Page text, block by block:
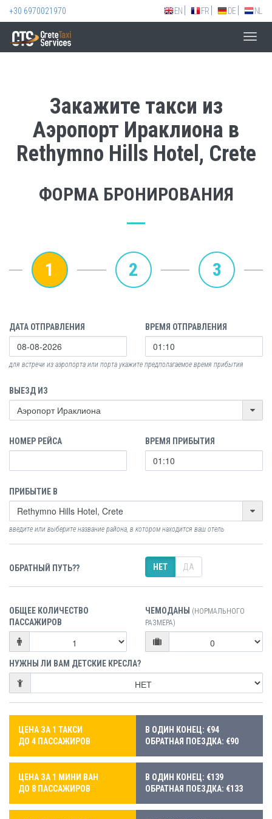
+30 6970021970 EN FR DE NL
Закажите такси из
Аэропорт Ираклиона в
Rethymno Hills Hotel, Crete
ФОРМА БРОНИРОВАНИЯ
1 2 3
ДАТА ОТПРАВЛЕНИЯ ВРЕМЯ ОТПРАВЛЕНИЯ
для встречи из аэропорта или порта укажите предполагаемое время прибытия
ВЫЕЗД ИЗ
НОМЕР РЕЙСА ВРЕМЯ ПРИБЫТИЯ
ПРИБЫТИЕ В
введите или выберите название района, в котором находится ваш отель
ОБРАТНЫЙ ПУТЬ?? НЕТ ДА
ОБЩЕЕ КОЛИЧЕСТВО
ПАССАЖИРОВ
ЧЕМОДАНЫ (НОРМАЛЬНОГО
РАЗМЕРА)
НУЖНЫ ЛИ ВАМ ДЕТСКИЕ КРЕСЛА?
ЦЕНА ЗА 1 ТАКСИ
ДО 4 ПАССАЖИРОВ
В ОДИН КОНЕЦ: €94
ОБРАТНАЯ ПОЕЗДКА: €90
ЦЕНА ЗА 1 МИНИ ВАН
ДО 8 ПАССАЖИРОВ
В ОДИН КОНЕЦ: €139
ОБРАТНАЯ ПОЕЗДКА: €133